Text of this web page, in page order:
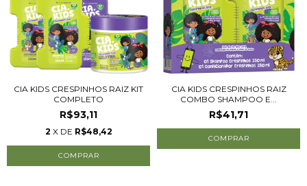
CIA KIDS CRESPINHOS RAIZ KIT
COMPLETO
R$93,11
2 X DE R$48,42
CIA KIDS CRESPINHOS RAIZ
COMBO SHAMPOO E...
R$41,71